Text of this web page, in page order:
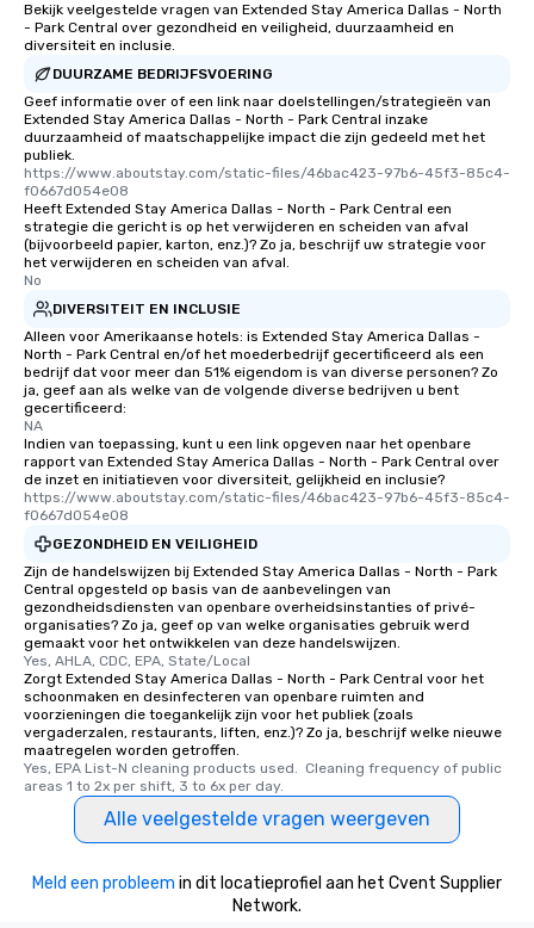
Bekijk veelgestelde vragen van Extended Stay America Dallas - North
- Park Central over gezondheid en veiligheid, duurzaamheid en
diversiteit en inclusie.
DUURZAME BEDRIJFSVOERING
Geef informatie over of een link naar doelstellingen/strategieën van
Extended Stay America Dallas - North - Park Central inzake
duurzaamheid of maatschappelijke impact die zijn gedeeld met het
publiek.
https://www.aboutstay.com/static-files/46bac423-97b6-45f3-85c4-
f0667d054e08
Heeft Extended Stay America Dallas - North - Park Central een
strategie die gericht is op het verwijderen en scheiden van afval
(bijvoorbeeld papier, karton, enz.)? Zo ja, beschrijf uw strategie voor
het verwijderen en scheiden van afval.
No
DIVERSITEIT EN INCLUSIE
Alleen voor Amerikaanse hotels: is Extended Stay America Dallas -
North - Park Central en/of het moederbedrijf gecertificeerd als een
bedrijf dat voor meer dan 51% eigendom is van diverse personen? Zo
ja, geef aan als welke van de volgende diverse bedrijven u bent
gecertificeerd:
NA
Indien van toepassing, kunt u een link opgeven naar het openbare
rapport van Extended Stay America Dallas - North - Park Central over
de inzet en initiatieven voor diversiteit, gelijkheid en inclusie?
https://www.aboutstay.com/static-files/46bac423-97b6-45f3-85c4-
f0667d054e08
GEZONDHEID EN VEILIGHEID
Zijn de handelswijzen bij Extended Stay America Dallas - North - Park
Central opgesteld op basis van de aanbevelingen van
gezondheidsdiensten van openbare overheidsinstanties of privé-
organisaties? Zo ja, geef op van welke organisaties gebruik werd
gemaakt voor het ontwikkelen van deze handelswijzen.
Yes, AHLA, CDC, EPA, State/Local
Zorgt Extended Stay America Dallas - North - Park Central voor het
schoonmaken en desinfecteren van openbare ruimten and
voorzieningen die toegankelijk zijn voor het publiek (zoals
vergaderzalen, restaurants, liften, enz.)? Zo ja, beschrijf welke nieuwe
maatregelen worden getroffen.
Yes, EPA List-N cleaning products used.  Cleaning frequency of public
areas 1 to 2x per shift, 3 to 6x per day.
Alle veelgestelde vragen weergeven
Meld een probleem in dit locatieprofiel aan het Cvent Supplier
Network.